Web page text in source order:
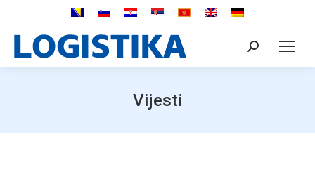
Search:
Vijesti